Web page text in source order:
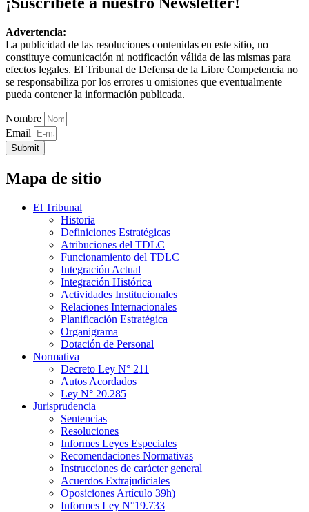
Advertencia:
La publicidad de las resoluciones contenidas en este sitio, no
constituye comunicación ni notificación válida de las mismas para
efectos legales. El Tribunal de Defensa de la Libre Competencia no
se responsabiliza por los errores u omisiones que eventualmente
pueda contener la información publicada.
Nombre
Email
Submit
Mapa de sitio
El Tribunal
Historia
Definiciones Estratégicas
Atribuciones del TDLC
Funcionamiento del TDLC
Integración Actual
Integración Histórica
Actividades Institucionales
Relaciones Internacionales
Planificación Estratégica
Organigrama
Dotación de Personal
Normativa
Decreto Ley N° 211
Autos Acordados
Ley N° 20.285
Jurisprudencia
Sentencias
Resoluciones
Informes Leyes Especiales
Recomendaciones Normativas
Instrucciones de carácter general
Acuerdos Extrajudiciales
Oposiciones Artículo 39h)
Informes Ley N°19.733